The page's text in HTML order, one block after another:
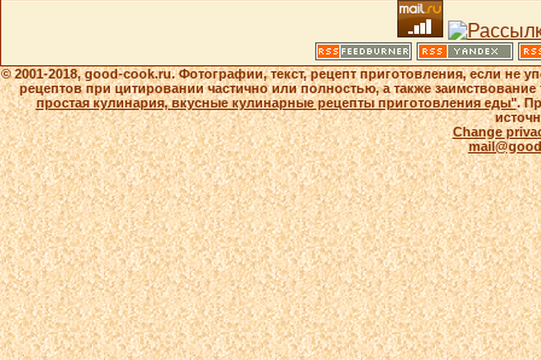
© 2001-2018, good-cook.ru. Фотографии, текст, рецепт приготовления, если не
рецептов при цитировании частично или полностью, а также
простая кулинария, вкусные кулинарные рецепты приготовления еды".
Change